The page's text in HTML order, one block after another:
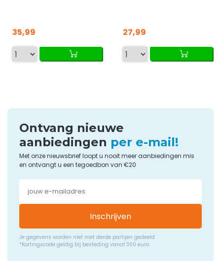
35,99 27,99
Ontvang nieuwe
aanbiedingen per e-mail!
Met onze nieuwsbrief loopt u nooit meer aanbiedingen mis
en ontvangt u een tegoedbon van €20
Inschrijven
Je gegevens worden niet met derde partijen gedeeld
*Kortingscode geldig bij besteding vanaf 300 euro